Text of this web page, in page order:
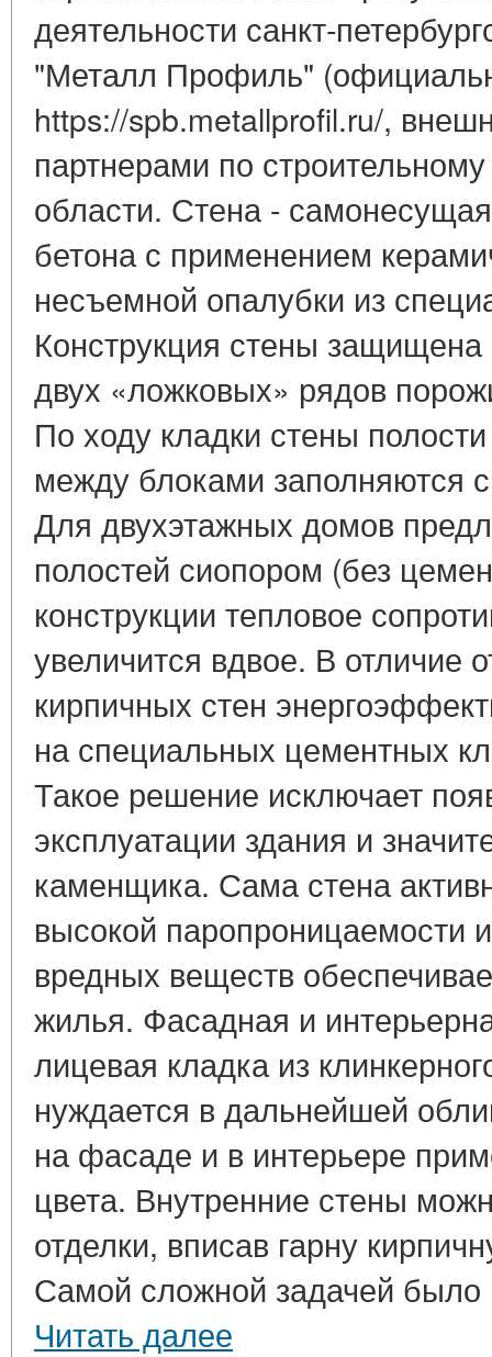
деятельности санкт-
"Металл Профиль"
https://spb.metallprofil.ru/,
партнерами по
области. Стена - самонесущая
бетона с применением
несъемной опалубки из
Конструкция стены защищена
двух «ложковых» рядов
По ходу кладки стены
между блоками заполняются
Для двухэтажных домов
полостей сиопором (без
конструкции тепловое
увеличится вдвое. В отличие
кирпичных стен
на специальных цементных
Такое решение исключает
эксплуатации здания и
каменщика. Сама стена
высокой паропроницаемости
вредных веществ
жилья. Фасадная и
лицевая кладка из
нуждается в дальнейшей
на фасаде и в интерьере
цвета. Внутренние стены
отделки, вписав гарну
Самой сложной задачей было
Читать далее